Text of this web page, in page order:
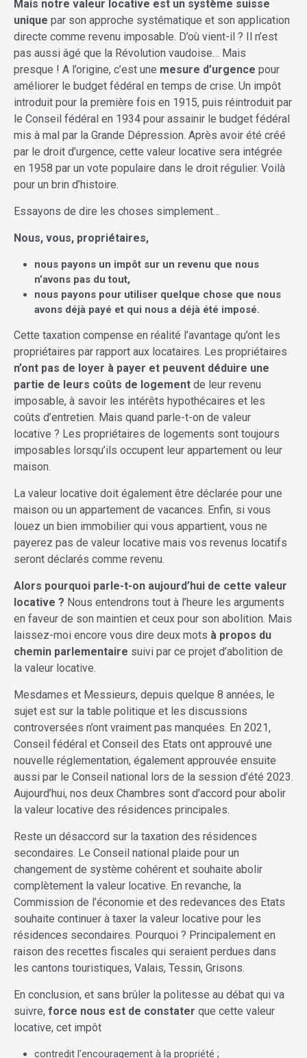
Mais notre valeur locative est un système suisse
unique par son approche systématique et son application
directe comme revenu imposable. D’où vient-il ? Il n’est
pas aussi âgé que la Révolution vaudoise… Mais
presque ! A l’origine, c’est une mesure d’urgence pour
améliorer le budget fédéral en temps de crise. Un impôt
introduit pour la première fois en 1915, puis réintroduit par
le Conseil fédéral en 1934 pour assainir le budget fédéral
mis à mal par la Grande Dépression. Après avoir été créé
par le droit d’urgence, cette valeur locative sera intégrée
en 1958 par un vote populaire dans le droit régulier. Voilà
pour un brin d’histoire.
Essayons de dire les choses simplement…
Nous, vous, propriétaires,
nous payons un impôt sur un revenu que nous
n’avons pas du tout,
nous payons pour utiliser quelque chose que nous
avons déjà payé et qui nous a déjà été imposé.
Cette taxation compense en réalité l’avantage qu’ont les
propriétaires par rapport aux locataires. Les propriétaires
n’ont pas de loyer à payer et peuvent déduire une
partie de leurs coûts de logement de leur revenu
imposable, à savoir les intérêts hypothécaires et les
coûts d’entretien. Mais quand parle-t-on de valeur
locative ? Les propriétaires de logements sont toujours
imposables lorsqu’ils occupent leur appartement ou leur
maison.
La valeur locative doit également être déclarée pour une
maison ou un appartement de vacances. Enfin, si vous
louez un bien immobilier qui vous appartient, vous ne
payerez pas de valeur locative mais vos revenus locatifs
seront déclarés comme revenu.
Alors pourquoi parle-t-on aujourd’hui de cette valeur
locative ? Nous entendrons tout à l’heure les arguments
en faveur de son maintien et ceux pour son abolition. Mais
laissez-moi encore vous dire deux mots à propos du
chemin parlementaire suivi par ce projet d’abolition de
la valeur locative.
Mesdames et Messieurs, depuis quelque 8 années, le
sujet est sur la table politique et les discussions
controversées n’ont vraiment pas manquées. En 2021,
Conseil fédéral et Conseil des Etats ont approuvé une
nouvelle réglementation, également approuvée ensuite
aussi par le Conseil national lors de la session d’été 2023.
Aujourd’hui, nos deux Chambres sont d’accord pour abolir
la valeur locative des résidences principales.
Reste un désaccord sur la taxation des résidences
secondaires. Le Conseil national plaide pour un
changement de système cohérent et souhaite abolir
complètement la valeur locative. En revanche, la
Commission de l’économie et des redevances des Etats
souhaite continuer à taxer la valeur locative pour les
résidences secondaires. Pourquoi ? Principalement en
raison des recettes fiscales qui seraient perdues dans
les cantons touristiques, Valais, Tessin, Grisons.
En conclusion, et sans brûler la politesse au débat qui va
suivre, force nous est de constater que cette valeur
locative, cet impôt
contredit l’encouragement à la propriété ;